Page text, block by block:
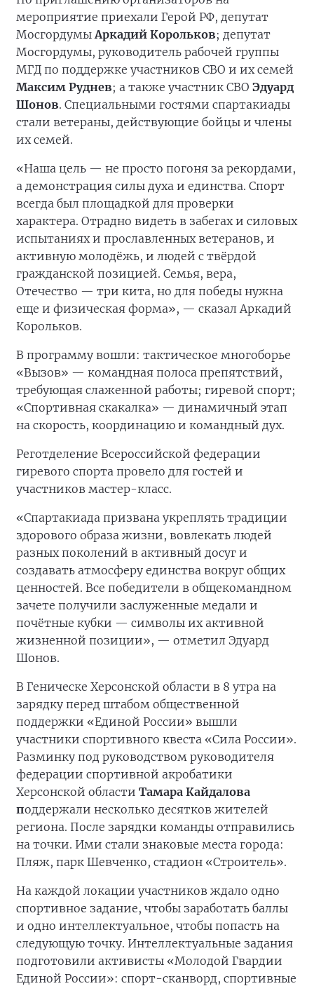
мероприятие приехали Герой РФ, депутат
МосгордумыАркадий Корольков; депутат
Мосгордумы, руководитель рабочей группы
МГД по поддержке участников СВО и их семей
Максим Руднев; а также участник СВО Эдуард
Шонов. Специальными гостями спартакиады
стали ветераны, действующие бойцы и члены
их семей.
«Наша цель — не просто погоня за рекордами,
а демонстрация силы духа и единства. Спорт
всегда был площадкой для проверки
характера. Отрадно видеть в забегах и силовых
испытаниях и прославленных ветеранов, и
активную молодёжь, и людей с твёрдой
гражданской позицией. Семья, вера,
Отечество — три кита, но для победы нужна
еще и физическая форма», — сказал Аркадий
Корольков.
В программу вошли: тактическое многоборье
«Вызов» — командная полоса препятствий,
требующая слаженной работы; гиревой спорт;
«Спортивная скакалка» — динамичный этап
на скорость, координацию и командный дух.
Реготделение Всероссийской федерации
гиревого спорта провело для гостей и
участников мастер-класс.
«Спартакиада призвана укреплять традиции
здорового образа жизни, вовлекать людей
разных поколений в активный досуг и
создавать атмосферу единства вокруг общих
ценностей. Все победители в общекомандном
зачете получили заслуженные медали и
почётные кубки — символы их активной
жизненной позиции», — отметил Эдуард
Шонов.
В Геническе Херсонской области в 8 утра на
зарядку перед штабом общественной
поддержки «Единой России» вышли
участники спортивного квеста «Сила России».
Разминку под руководством руководителя
федерации спортивной акробатики
Херсонской области Тамара Кайдалова
поддержали несколько десятков жителей
региона. После зарядки команды отправились
на точки. Ими стали знаковые места города:
Пляж, парк Шевченко, стадион «Строитель».
На каждой локации участников ждало одно
спортивное задание, чтобы заработать баллы
и одно интеллектуальное, чтобы попасть на
следующую точку. Интеллектуальные задания
подготовили активисты «Молодой Гвардии
Единой России»: спорт-сканворд, спортивные